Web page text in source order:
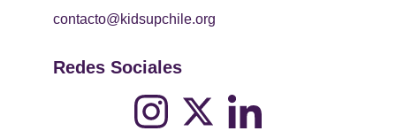
contacto@kidsupchile.org
Redes Sociales